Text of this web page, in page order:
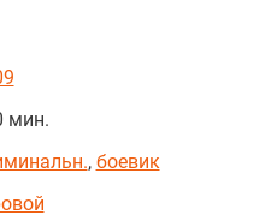
мин.
, боевик